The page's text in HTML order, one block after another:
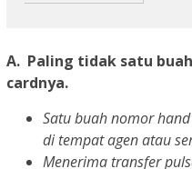
A. Paling tidak satu
cardnya.
Satu buah nomor
di tempat agen atau
Menerima transfer